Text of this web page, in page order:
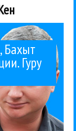
Бахыт
Гуру